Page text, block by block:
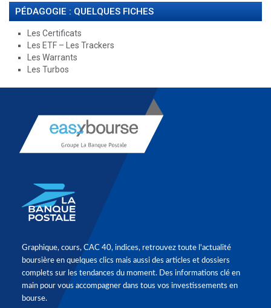
PÉDAGOGIE : QUELQUES FICHES
Les Certificats
Les ETF – Les Trackers
Les Warrants
Les Turbos
Graphique, cours, CAC 40, indices, retrouvez toute l'actualité
boursière en quelques clics mais aussi des articles et dossiers
complets sur les tendances du moment. Des informations clé en
main pour vous accompagner dans tous vos investissements en
bourse.